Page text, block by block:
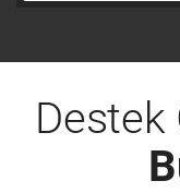
Destek